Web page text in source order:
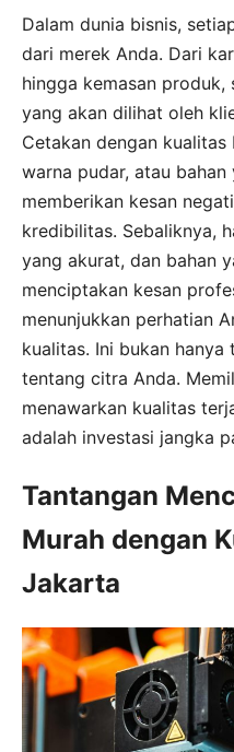
Dalam dunia bisnis,
dari merek Anda. Dari
hingga kemasan produk,
yang akan dilihat oleh
Cetakan dengan
warna pudar, atau
memberikan kesan
kredibilitas. Sebaliknya,
yang akurat, dan bahan
menciptakan kesan
menunjukkan perhatian
kualitas. Ini bukan
tentang citra Anda.
menawarkan kualitas
adalah investasi jangka
Tantangan
Murah dengan
Jakarta